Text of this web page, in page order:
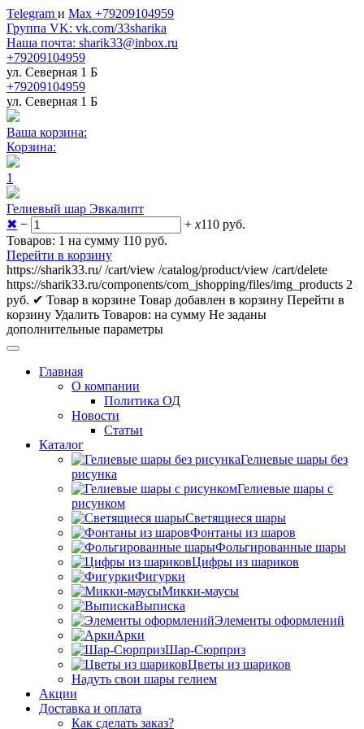
Telegram и Max +79209104959
Группа VK: vk.com/33sharika
Наша почта: sharik33@inbox.ru
+79209104959
ул. Северная 1 Б
+79209104959
ул. Северная 1 Б
Ваша корзина:
Корзина:
1
Гелиевый шар Эвкалипт
✖ − + x110 руб.
Товаров: 1 на сумму 110 руб.
Перейти в корзину
https://sharik33.ru/ /cart/view /catalog/product/view /cart/delete
https://sharik33.ru/components/com_jshopping/files/img_products 2
руб. ✔ Товар в корзине Товар добавлен в корзину Перейти в
корзину Удалить Товаров: на сумму Не заданы
дополнительные параметры
Главная
О компании
Политика ОД
Новости
Статьи
Каталог
Гелиевые шары без
рисунка
Гелиевые шары с
рисунком
Светящиеся шары
Фонтаны из шаров
Фольгированные шары
Цифры из шариков
Фигурки
Микки-маусы
Выписка
Элементы оформлений
Арки
Шар-Сюрприз
Цветы из шариков
Надуть свои шары гелием
Акции
Доставка и оплата
Как сделать заказ?